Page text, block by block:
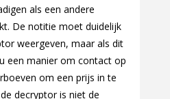
als een andere
De notitie moet duidelijk
weergeven, maar als dit
een manier om contact op
om een prijs in te
decryptor is niet de